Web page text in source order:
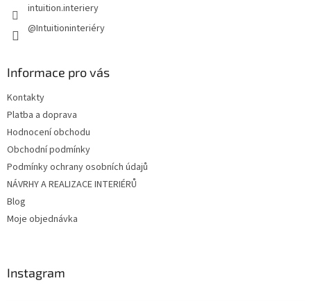
intuition.interiery
@Intuitioninteriéry
Informace pro vás
Kontakty
Platba a doprava
Hodnocení obchodu
Obchodní podmínky
Podmínky ochrany osobních údajů
NÁVRHY A REALIZACE INTERIÉRŮ
Blog
Moje objednávka
Instagram